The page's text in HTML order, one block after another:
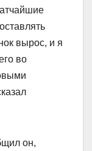
вырос, и я
во
он,